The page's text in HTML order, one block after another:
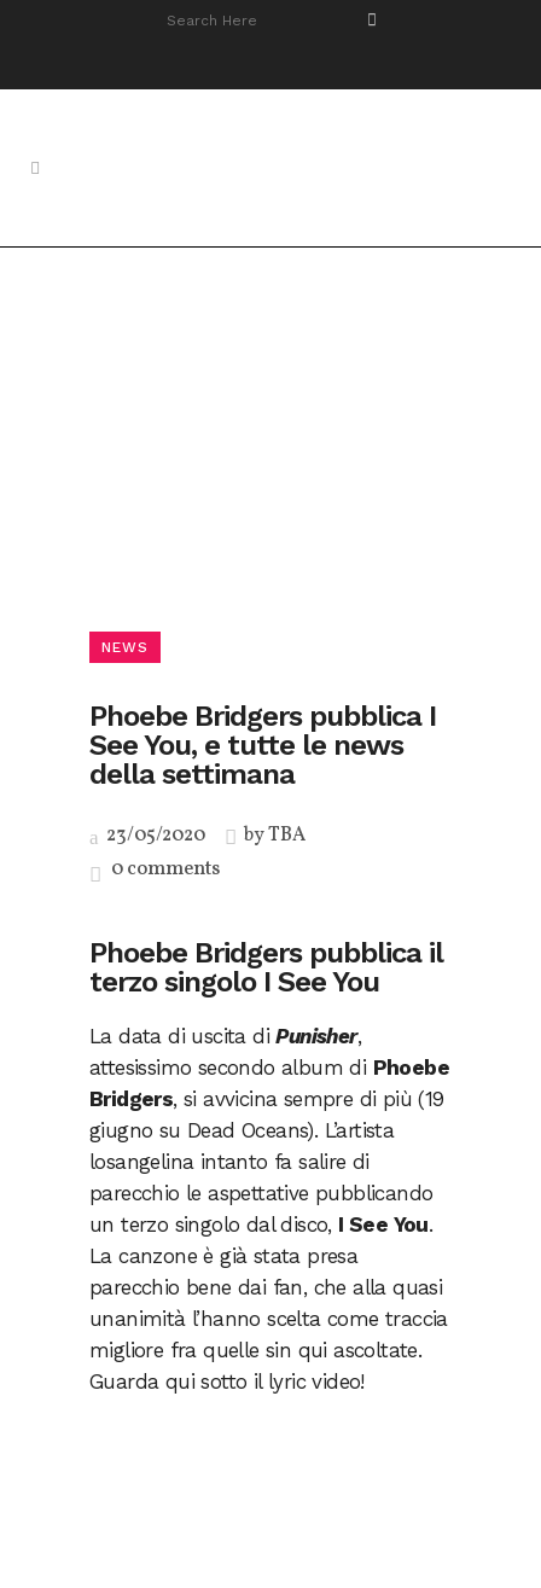
NEWS
Phoebe Bridgers pubblica I
See You, e tutte le news
della settimana
23/05/2020 byTBA
0 comments
Phoebe Bridgers pubblica il
terzo singolo I See You
La data di uscita diPunisher,
attesissimo secondo album di Phoebe
Bridgers, si avvicina sempre di più (19
giugno su Dead Oceans). L’artista
losangelina intanto fa salire di
parecchio le aspettative pubblicando
un terzo singolo dal disco, I See You.
La canzone è già stata presa
parecchio bene dai fan, che alla quasi
unanimità l’hanno scelta come traccia
migliore fra quelle sin qui ascoltate.
Guarda qui sotto il lyric video!